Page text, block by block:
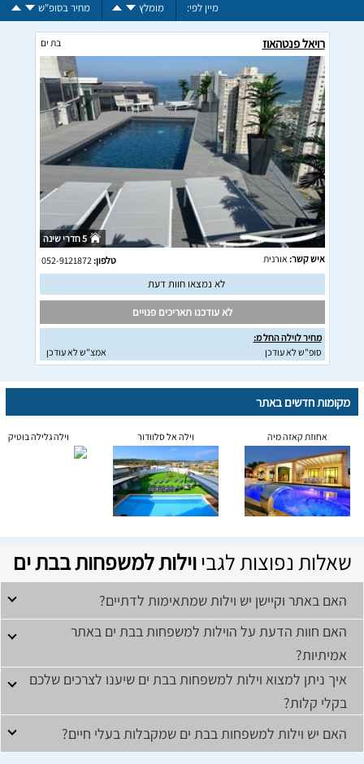
מיין לפי: מומלץ מחיר בסופ"ש
רויאל פנטהאוז בת ים
5 חדרי שינה
איש קשר: אורנית טלפון:
לא נמצאו חוות דעת
לא עודכנו תאריכים פנויים
מחיר לוילה החל מ:
סופ"ש לא עודכן
אמצ"ש לא עודכן
מקומות חדשים באתר
אחוזת קאזה מיה וילה אל סלוודור וילה גלילה בוטיק
שאלות נפוצות לגביוילות למשפחות בבת ים
האם באתר וקיישן יש וילות שמתאימות לדתיים?
האם חוות הדעת על הוילות למשפחות בבת ים באתר
אמיתיות?
איך ניתן למצוא וילות למשפחות בבת ים שיענו לצרכים שלכם
בקלי קלות?
האם יש וילות למשפחות בבת ים שמקבלות בעלי חיים?